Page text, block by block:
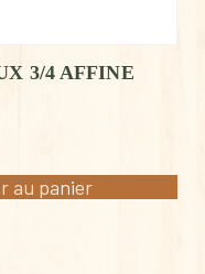
3/4 AFFINE
au panier